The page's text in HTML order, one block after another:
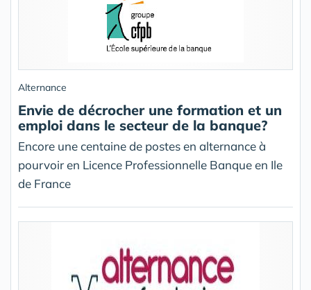
Alternance
Envie de décrocher une formation et un
emploi dans le secteur de la banque?
Encore une centaine de postes en alternance à
pourvoir en Licence Professionnelle Banque en Ile
de France